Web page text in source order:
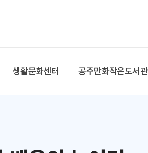
생활문화센터 공주만화작은도서관